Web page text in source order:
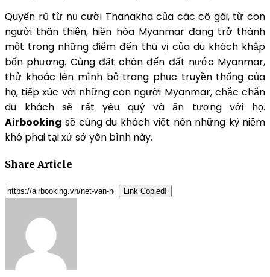
Quyến rũ từ nụ cười Thanakha của các cô gái, từ con
người thân thiện, hiền hòa Myanmar đang trở thành
một trong những điểm đến thú vị của du khách khắp
bốn phương. Cùng đặt chân đến đất nước Myanmar,
thử khoác lên mình bộ trang phục truyền thống của
họ, tiếp xúc với những con người Myanmar, chắc chắn
du khách sẽ rất yêu quý và ấn tượng với họ.
Airbooking sẽ cùng du khách viết nên những kỷ niệm
khó phai tại xứ sở yên bình này.
Share Article
Link Copied!